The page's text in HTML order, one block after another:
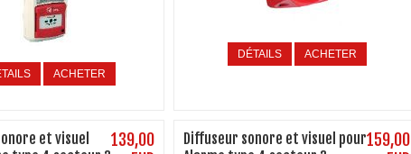
ACHETER
DÉTAILS ACHETER
et visuel
139,00
Diffuseur sonore et visuel pour159,00